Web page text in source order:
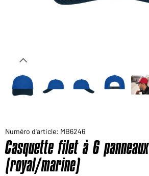
Numéro d'article: MB6246
Casquette filet à 6 panneaux
(royal/marine)